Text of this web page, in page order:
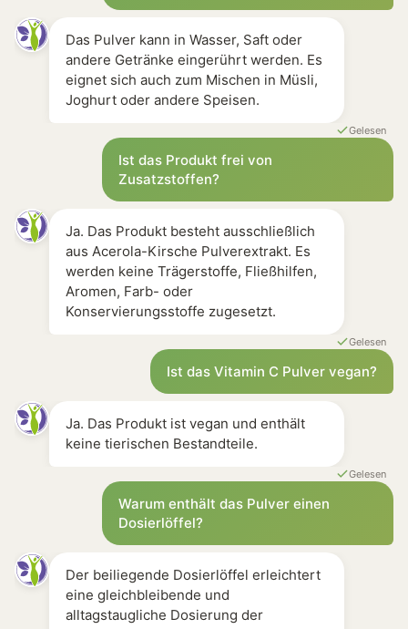
Das Pulver kann in Wasser, Saft oder
andere Getränke eingerührt werden. Es
eignet sich auch zum Mischen in Müsli,
Joghurt oder andere Speisen.
Gelesen
Ist das Produkt frei von
Zusatzstoffen?
Ja. Das Produkt besteht ausschließlich
aus Acerola-Kirsche Pulverextrakt. Es
werden keine Trägerstoffe, Fließhilfen,
Aromen, Farb- oder
Konservierungsstoffe zugesetzt.
Gelesen
Ist das Vitamin C Pulver vegan?
Ja. Das Produkt ist vegan und enthält
keine tierischen Bestandteile.
Gelesen
Warum enthält das Pulver einen
Dosierlöffel?
Der beiliegende Dosierlöffel erleichtert
eine gleichbleibende und
alltagstaugliche Dosierung der